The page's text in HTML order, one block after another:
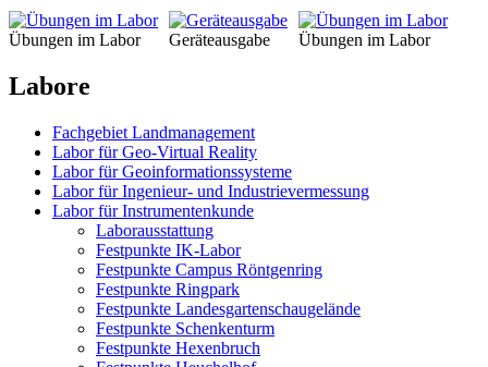
Übungen im Labor Geräteausgabe Übungen im Labor
Labore
Fachgebiet Landmanagement
Labor für Geo-Virtual Reality
Labor für Geoinformationssysteme
Labor für Ingenieur- und Industrievermessung
Labor für Instrumentenkunde
Laborausstattung
Festpunkte IK-Labor
Festpunkte Campus Röntgenring
Festpunkte Ringpark
Festpunkte Landesgartenschaugelände
Festpunkte Schenkenturm
Festpunkte Hexenbruch